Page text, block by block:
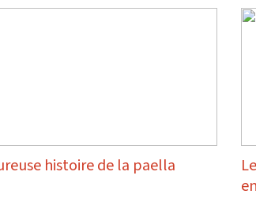
histoire de la paella